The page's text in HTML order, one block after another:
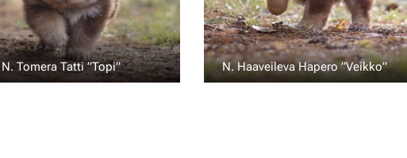
N. Tomera Tatti ”Topi” 💙 N. Haaveileva Hapero ”Veikko” 💚